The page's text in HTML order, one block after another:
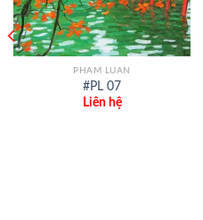
PHAM LUAN
#PL 07
Liên hệ